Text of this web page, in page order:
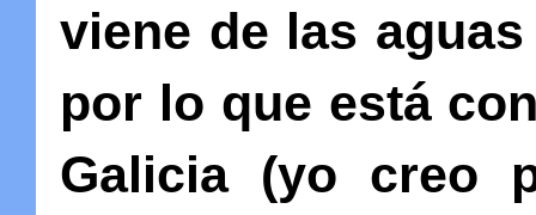
viene de las
por lo que está
Galicia (yo creo